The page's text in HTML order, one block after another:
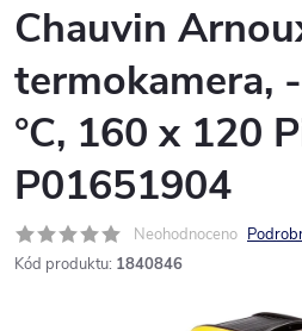
Chauvin
termokamera,
°C, 160 x 120
P01651904
Neohodnoceno
Kód produktu: 1840846